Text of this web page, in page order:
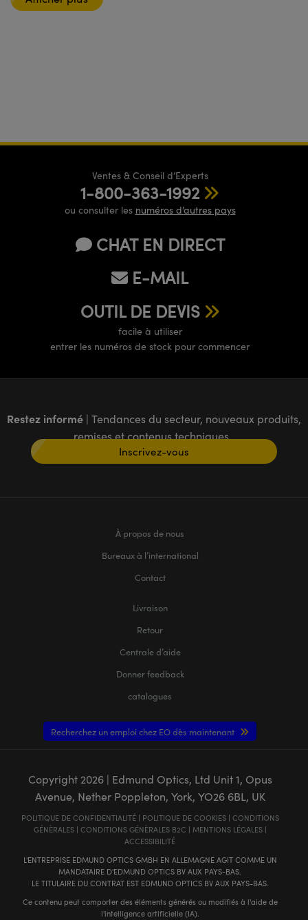
Ventes & Conseil d’Experts
1-800-363-1992
ou consulter les numéros d’autres pays
CHAT EN DIRECT
E-MAIL
OUTIL DE DEVIS
facile à utiliser
entrer les numéros de stock pour commencer
Restez informé | Tendances du secteur, nouveaux produits,
remises et contenus techniques
Inscrivez-vous
À propos de nous
Bureaux à l’international
Contact
Livraison
Retour
Centrale d’aide
Donner feedback
catalogues
Recherchez un emploi chez EO dès maintenant
Copyright 2026| Edmund Optics, Ltd Unit 1, Opus
Avenue, Nether Poppleton, York, YO26 6BL, UK
POLITIQUE DE CONFIDENTIALITÉ| POLITIQUE DE COOKIES| CONDITIONS
GÉNÈRALES| CONDITIONS GÉNÈRALES B2C | MENTIONS LÉGALES|
ACCESSIBILITÉ
L'ENTREPRISE EDMUND OPTICS GMBH EN ALLEMAGNE AGIT COMME UN
MANDATAIRE D'EDMUND OPTICS BV AUX PAYS-BAS.
LE TITULAIRE DU CONTRAT EST EDMUND OPTICS BV AUX PAYS-BAS.
Ce contenu peut comporter des éléments générés ou modifiés à l'aide de
l'intelligence artificielle (IA).